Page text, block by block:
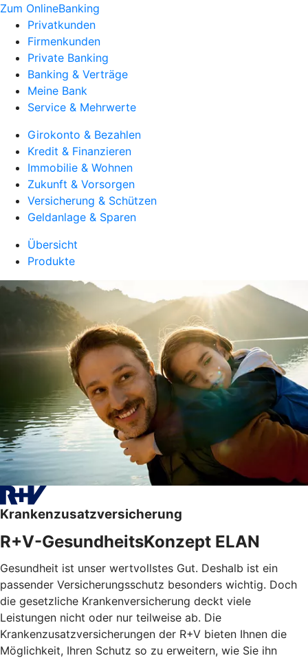
Zum OnlineBanking
Privatkunden
Firmenkunden
Private Banking
Banking & Verträge
Meine Bank
Service & Mehrwerte
Girokonto & Bezahlen
Kredit & Finanzieren
Immobilie & Wohnen
Zukunft & Vorsorgen
Versicherung & Schützen
Geldanlage & Sparen
Übersicht
Produkte
Krankenzusatzversicherung
R+V-GesundheitsKonzept ELAN
Gesundheit ist unser wertvollstes Gut. Deshalb ist ein
passender Versicherungsschutz besonders wichtig. Doch
die gesetzliche Krankenversicherung deckt viele
Leistungen nicht oder nur teilweise ab. Die
Krankenzusatzversicherungen der R+V bieten Ihnen die
Möglichkeit, Ihren Schutz so zu erweitern, wie Sie ihn